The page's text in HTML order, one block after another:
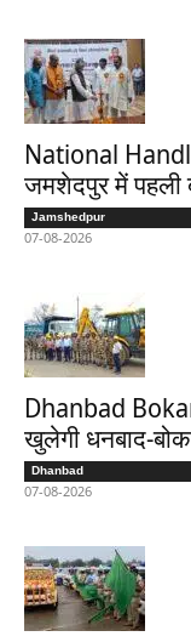
National
जमशेदपुर में पहली
Jamshedpur
07-08-2026
Dhanbad
खुलेगी धनबाद-
Dhanbad
07-08-2026